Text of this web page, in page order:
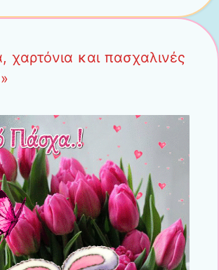
χαρτόνια και πασχαλινές